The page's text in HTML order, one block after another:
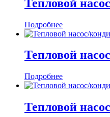
Тепловой
Подробнее
Тепловой
Подробнее
Тепловой